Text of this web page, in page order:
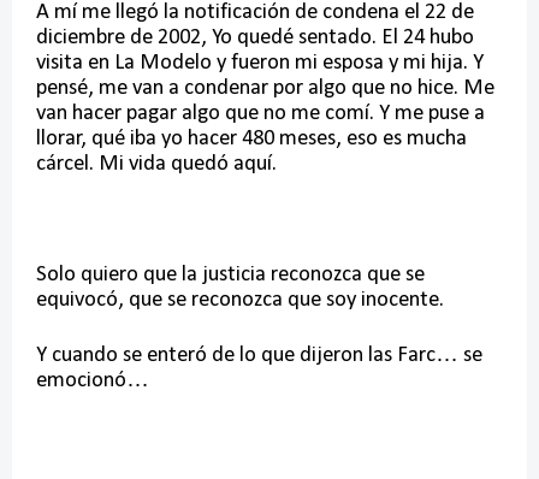
A mí me llegó la notificación de condena el 22 de
diciembre de 2002, Yo quedé sentado. El 24 hubo
visita en La Modelo y fueron mi esposa y mi hija. Y
pensé, me van a condenar por algo que no hice. Me
van hacer pagar algo que no me comí. Y me puse a
llorar, qué iba yo hacer 480 meses, eso es mucha
cárcel. Mi vida quedó aquí.
Solo quiero que la justicia reconozca que se
equivocó, que se reconozca que soy inocente.
Y cuando se enteró de lo que dijeron las Farc… se
emocionó…